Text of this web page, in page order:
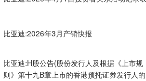
比亚迪:2026年3月产销快报
比亚迪:H股公告(股份发行人及根据《上市规
则》第十九B章上市的香港预托证券发行人的